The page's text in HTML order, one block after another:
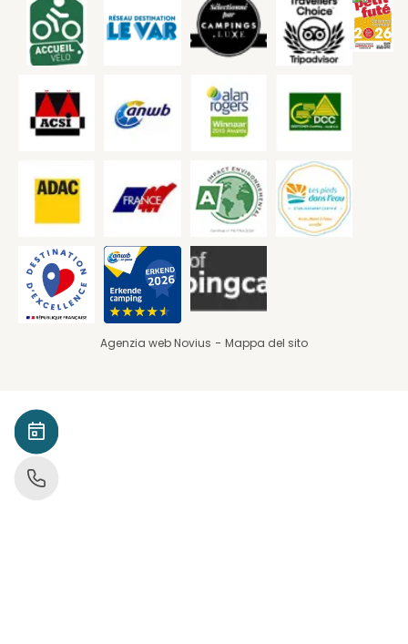
Agenzia web Novius Mappa del sito